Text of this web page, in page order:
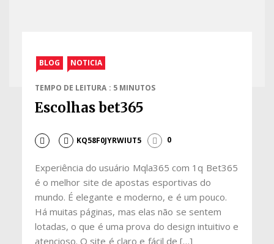
BLOG NOTICIA
TEMPO DE LEITURA : 5 MINUTOS
Escolhas bet365
KQ58F0JYRWIUT5 0
Experiência do usuário Mqla365 com 1q Bet365
é o melhor site de apostas esportivas do
mundo. É elegante e moderno, e é um pouco.
Há muitas páginas, mas elas não se sentem
lotadas, o que é uma prova do design intuitivo e
atencioso. O site é claro e fácil de […]